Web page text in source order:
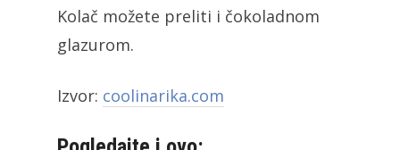
Kolač možete preliti i čokoladnom
glazurom.
Izvor: coolinarika.com